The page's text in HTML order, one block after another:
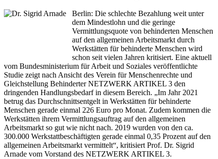
Berlin: Die schlechte Bezahlung weit unter
dem Mindestlohn und die geringe
Vermittlungsquote von behinderten Menschen
auf den allgemeinen Arbeitsmarkt durch
Werkstätten für behinderte Menschen wird
schon seit vielen Jahren kritisiert. Eine aktuell
vom Bundesministerium für Arbeit und Soziales veröffentlichte
Studie zeigt nach Ansicht des Verein für Menschenrechte und
Gleichstellung Behinderter NETZWERK ARTIKEL 3 den
dringenden Handlungsbedarf in diesem Bereich. „Im Jahr 2021
betrug das Durchschnittsentgelt in Werkstätten für behinderte
Menschen gerade einmal 226 Euro pro Monat. Zudem kommen die
Werkstätten ihrem Vermittlungsauftrag auf den allgemeinen
Arbeitsmarkt so gut wie nicht nach. 2019 wurden von den ca.
300.000 Werkstattbeschäftigten gerade einmal 0,35 Prozent auf den
allgemeinen Arbeitsmarkt vermittelt“, kritisiert Prof. Dr. Sigrid
Arnade vom Vorstand des NETZWERK ARTIKEL 3.